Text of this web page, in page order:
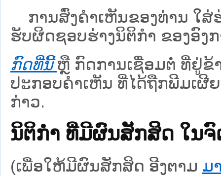
ການສົ່ງຄໍາເຫັນຂອງທ່ານ ໃສ່
ຮັບຜິດຊອບຮ່າງນິຕິກຳ ຂອງອົງ
ກົດທີ່ນີ້ ຫຼື ກົດການເຊື່ອມຕໍ່ ທີ່ຢູ່ຂ້
ປະກອບຄຳເຫັນ ທີ່ໄດ້ຖືກພີມເຜີ
ກ່າວ.
ນິຕິກໍາ ທີ່ມີຜົນສັກສິດ ໃນ
(ເພື່ອໃຫ້ມີຜົນສັກສິດ ອີງຕາມ ມ